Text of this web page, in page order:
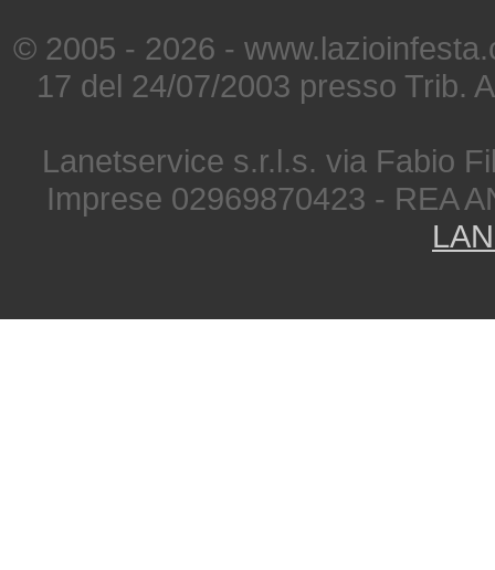
© 2005 - 2026 -
17 del 24/07/2003 presso Trib.
Lanetservice s.r.l.s. via Fabio
Imprese 02969870423 - REA